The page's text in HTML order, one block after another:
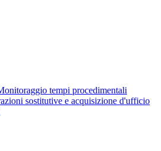
tempi procedimentali
sostitutive e acquisizione d'ufficio